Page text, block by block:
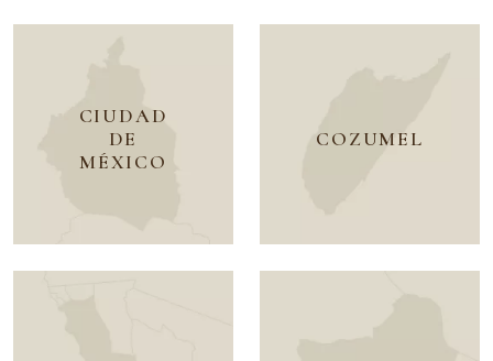
CIUDAD
DE
MÉXICO
COZUMEL